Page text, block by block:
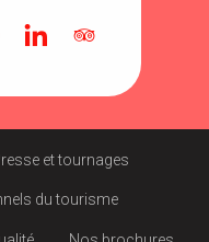
et tournages
du tourisme